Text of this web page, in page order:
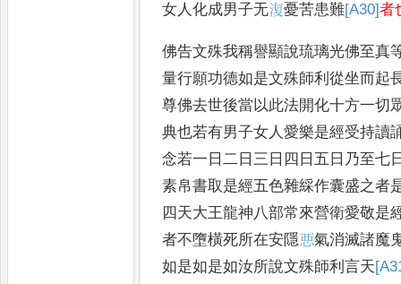
女人化成男子无𣸪憂苦患難[A30]者
佛告文殊我稱譽顯說琉璃光佛至真
量行願功德如是文殊師利從坐而起
尊佛去世後當以此法開化十方一切
典也若有男子女人愛樂是經受持讀
念若一日二日三日四日五日乃至七
素帛書取是經五色雜綵作囊盛之者
四天大王龍神八部常來營衛愛敬是
者不墮橫死所在安隱𢙣氣消滅諸魔
如是如是如汝所說文殊師利言天